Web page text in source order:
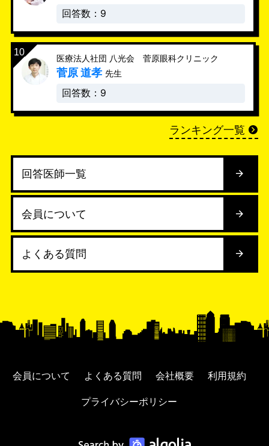
回答数：9
医療法人社団 八光会 菅原眼科クリニック
菅原 道孝 先生
回答数：9
ランキング一覧
回答医師一覧
会員について
よくある質問
会員について よくある質問 会社概要 利用規約
プライバシーポリシー